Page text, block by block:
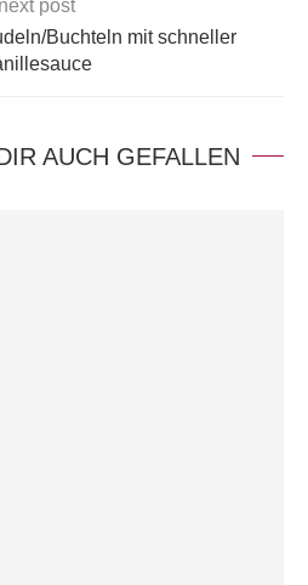
next post
Buchteln mit schneller
AUCH GEFALLEN